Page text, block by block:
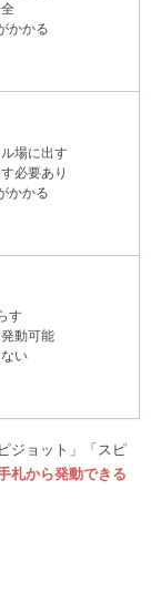
かかる
場に出す
必要あり
かかる
す
動可能
い
ジョット」「スピ
札から発動できる